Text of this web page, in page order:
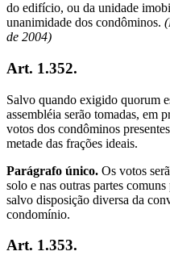
do edifício, ou da unidade
unanimidade dos condôminos.
de 2004)
Art. 1.352.
Salvo quando exigido quorum
assembléia serão tomadas, em
votos dos condôminos
metade das frações ideais.
Parágrafo único. Os votos
solo e nas outras partes
salvo disposição diversa da
condomínio.
Art. 1.353.